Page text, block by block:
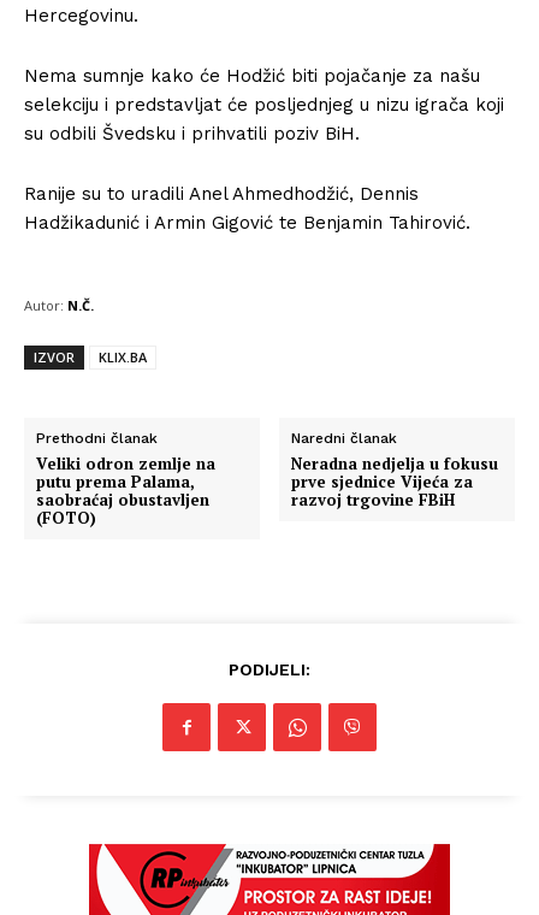
Hercegovinu.
Nema sumnje kako će Hodžić biti pojačanje za našu
selekciju i predstavljat će posljednjeg u nizu igrača koji
su odbili Švedsku i prihvatili poziv BiH.
Ranije su to uradili Anel Ahmedhodžić, Dennis
Hadžikadunić i Armin Gigović te Benjamin Tahirović.
Autor: N.Č.
IZVOR KLIX.BA
Prethodni članak
Veliki odron zemlje na
putu prema Palama,
saobraćaj obustavljen
(FOTO)
Naredni članak
Neradna nedjelja u fokusu
prve sjednice Vijeća za
razvoj trgovine FBiH
PODIJELI: